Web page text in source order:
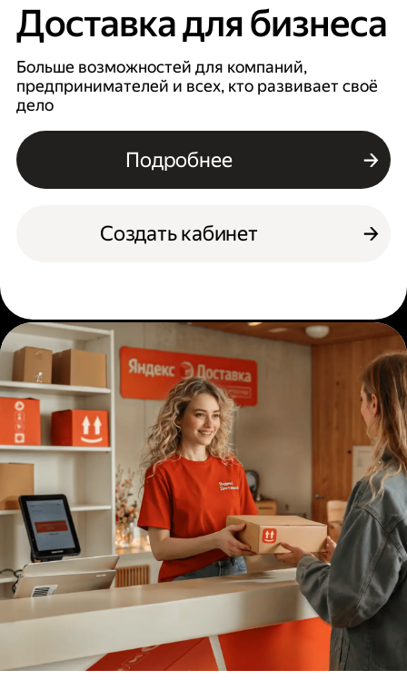
Доставка для бизнеса
Больше возможностей для компаний,
предпринимателей и всех, кто развивает своё
дело
Подробнее
Создать кабинет